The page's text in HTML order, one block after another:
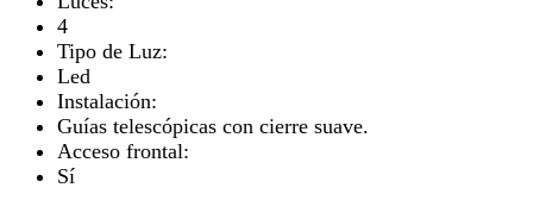
4
Tipo de Luz:
Led
Instalación:
Guías telescópicas con cierre suave.
Acceso frontal:
Sí